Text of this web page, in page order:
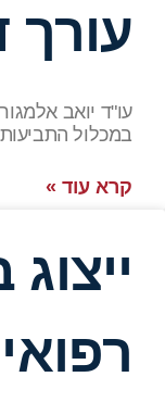
עורך
עו"ד יואב
במכלול
קרא עוד »